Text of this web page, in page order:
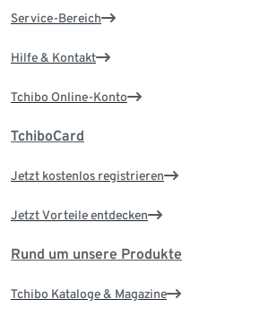
Service-Bereich
Hilfe & Kontakt
Tchibo Online-Konto
TchiboCard
Jetzt kostenlos registrieren
Jetzt Vorteile entdecken
Rund um unsere Produkte
Tchibo Kataloge & Magazine